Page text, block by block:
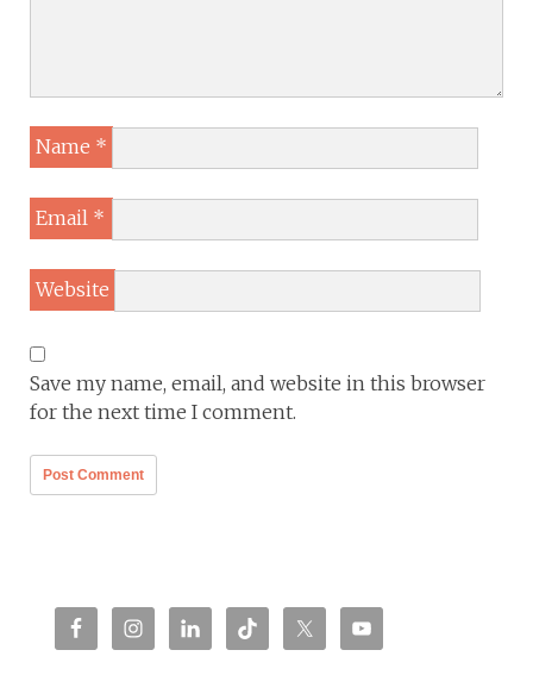
Name *
Email *
Website
Save my name, email, and website in this browser
for the next time I comment.